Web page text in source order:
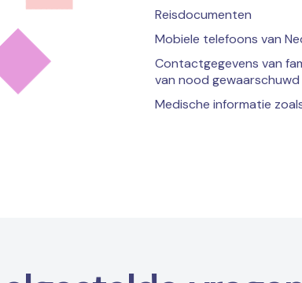
Reisdocumenten
Mobiele telefoons van
Contactgegevens van
van nood
Medische informatie